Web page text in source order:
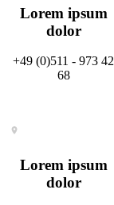
Lorem ipsum
dolor
+49 (0)511 - 973 42
68
Lorem ipsum
dolor